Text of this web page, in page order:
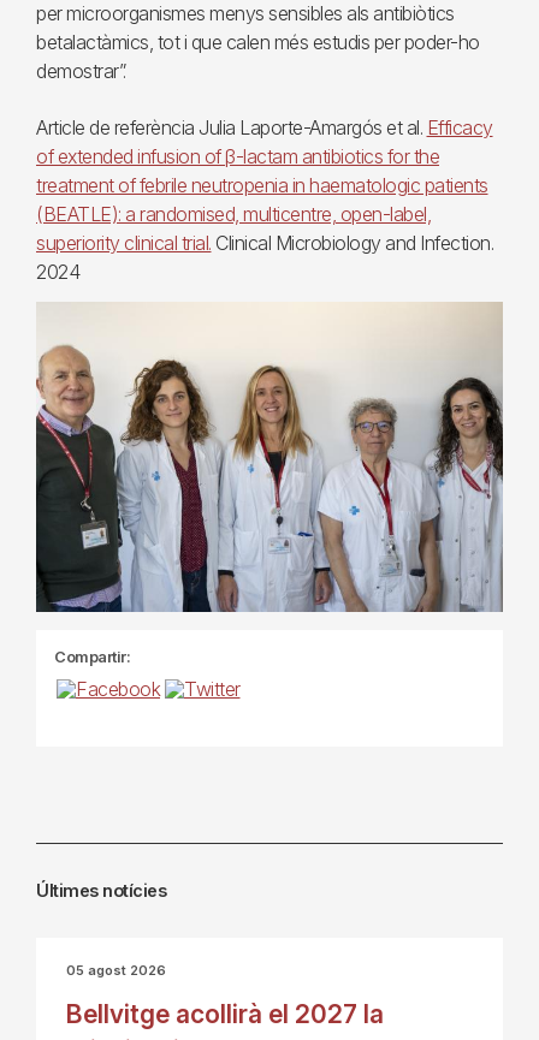
per microorganismes menys sensibles als antibiòtics
betalactàmics, tot i que calen més estudis per poder-ho
demostrar”.
Article de referència Julia Laporte-Amargós et al. Efficacy
of extended infusion of β-lactam antibiotics for the
treatment of febrile neutropenia in haematologic patients
(BEATLE): a randomised, multicentre, open-label,
superiority clinical trial. Clinical Microbiology and Infection.
2024
Compartir:
Últimes notícies
05 agost 2026
Bellvitge acollirà el 2027 la